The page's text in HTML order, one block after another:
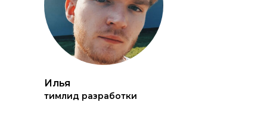
Илья
тимлид разработки